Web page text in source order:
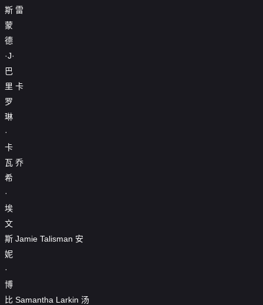
斯 雷
蒙
德
·J·
巴
里 卡
罗
琳
·
卡
瓦 乔
希
·
埃
文
斯 Jamie Talisman 安
妮
·
博
比 Samantha Larkin 汤